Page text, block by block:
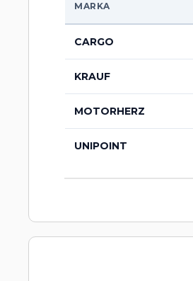
MARKA
CARGO
KRAUF
MOTORHERZ
UNIPOINT